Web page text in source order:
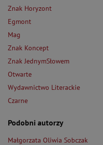
Znak Horyzont
Egmont
Mag
Znak Koncept
Znak JednymSłowem
Otwarte
Wydawnictwo Literackie
Czarne
Podobni autorzy
Małgorzata Oliwia Sobczak